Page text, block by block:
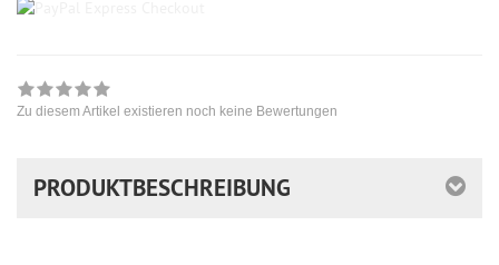
Zu diesem Artikel existieren noch keine Bewertungen
PRODUKTBESCHREIBUNG